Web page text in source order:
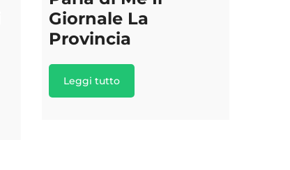
Giornale La
Provincia
Leggi tutto